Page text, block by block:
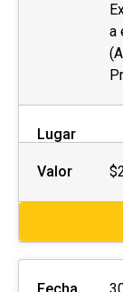
a
Lugar
Valor